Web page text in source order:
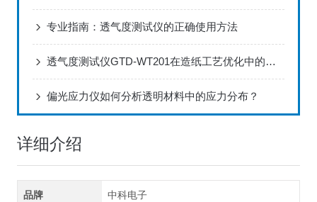
专业指南：透气度测试仪的正确使用方法
透气度测试仪GTD-WT201在造纸工艺优化中的应用方案
偏光应力仪如何分析透明材料中的应力分布？
详细介绍
品牌 中科电子